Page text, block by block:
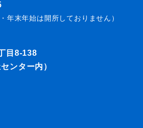
年末年始は開所しておりません）
目8-138
ンター内）